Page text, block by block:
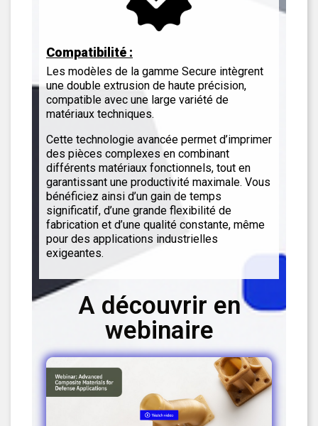
Compatibilité :
Les modèles de la gamme Secure intègrent
une double extrusion de haute précision,
compatible avec une large variété de
matériaux techniques.
Cette technologie avancée permet d’imprimer
des pièces complexes en combinant
différents matériaux fonctionnels, tout en
garantissant une productivité maximale. Vous
bénéficiez ainsi d’un gain de temps
significatif, d’une grande flexibilité de
fabrication et d’une qualité constante, même
pour des applications industrielles
exigeantes.
A découvrir en
webinaire